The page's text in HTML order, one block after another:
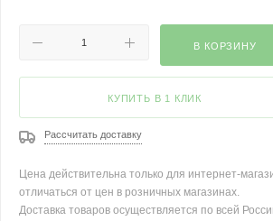
В КОРЗИНУ
КУПИТЬ В 1 КЛИК
Рассчитать доставку
Цена действительна только для интернет-
отличаться от цен в розничных магазинах.
Доставка товаров осуществляется по всей